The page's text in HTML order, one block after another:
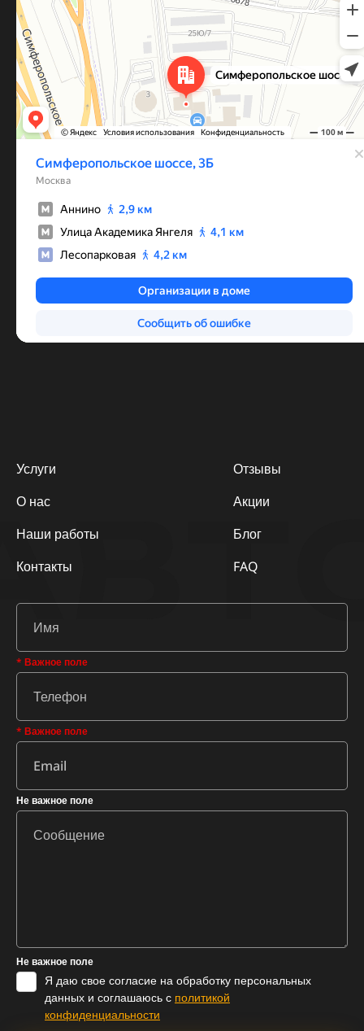
Услуги
О нас
Наши работы
Контакты
Отзывы
Акции
Блог
FAQ
* Важное поле
* Важное поле
Не важное поле
Не важное поле
Я даю свое согласие на обработку персональных
данных и соглашаюсь с политикой
конфиденциальности